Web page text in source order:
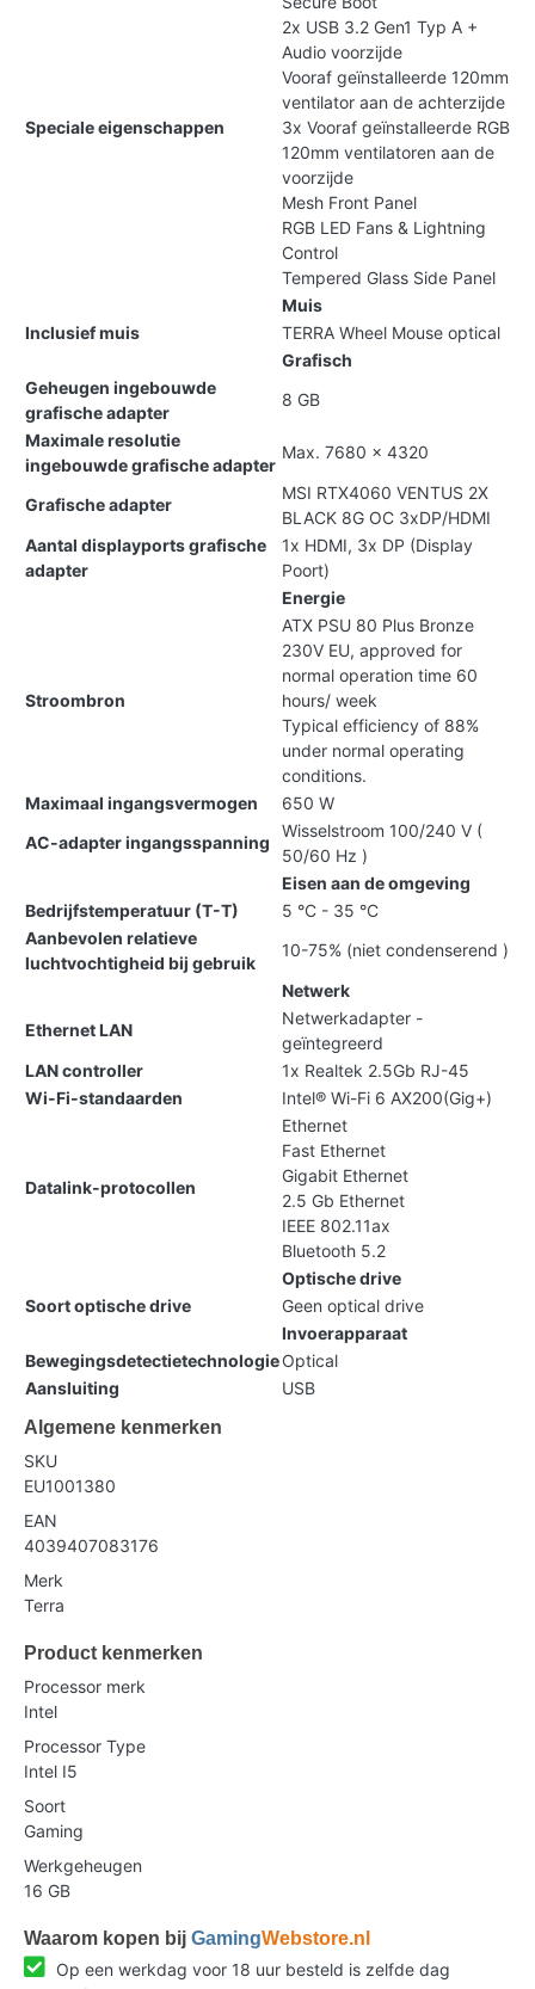
Speciale eigenschappen
2x USB 3.2 Gen1 Typ A +
Audio voorzijde
Vooraf geïnstalleerde 120mm
ventilator aan de achterzijde
3x Vooraf geïnstalleerde RGB
120mm ventilatoren aan de
voorzijde
Mesh Front Panel
RGB LED Fans & Lightning
Control
Tempered Glass Side Panel
Muis
Inclusief muis
TERRA Wheel Mouse optical
Grafisch
Geheugen ingebouwde
grafische adapter
8 GB
Maximale resolutie
ingebouwde grafische adapter
Max. 7680 x 4320
Grafische adapter
MSI RTX4060 VENTUS 2X
BLACK 8G OC 3xDP/HDMI
Aantal displayports grafische
adapter
1x HDMI, 3x DP (Display
Poort)
Energie
Stroombron
ATX PSU 80 Plus Bronze
230V EU, approved for
normal operation time 60
hours/ week
Typical efficiency of 88%
under normal operating
conditions.
Maximaal ingangsvermogen
650 W
AC-adapter ingangsspanning
Wisselstroom 100/240 V (
50/60 Hz )
Eisen aan de omgeving
Bedrijfstemperatuur (T-T)
5 °C - 35 °C
Aanbevolen relatieve
luchtvochtigheid bij gebruik
10-75% (niet condenserend )
Netwerk
Ethernet LAN
Netwerkadapter -
geïntegreerd
LAN controller
1x Realtek 2.5Gb RJ-45
Wi-Fi-standaarden
Intel® Wi-Fi 6 AX200(Gig+)
Datalink-protocollen
Ethernet
Fast Ethernet
Gigabit Ethernet
2.5 Gb Ethernet
IEEE 802.11ax
Bluetooth 5.2
Optische drive
Soort optische drive
Geen optical drive
Invoerapparaat
BewegingsdetectietechnologieOptical
Aansluiting
USB
Algemene kenmerken
SKU
EU1001380
EAN
4039407083176
Merk
Terra
Product kenmerken
Processor merk
Intel
Processor Type
Intel I5
Soort
Gaming
Werkgeheugen
16 GB
Waarom kopen bij GamingWebstore.nl
Op een werkdag voor 18 uur besteld is zelfde dag